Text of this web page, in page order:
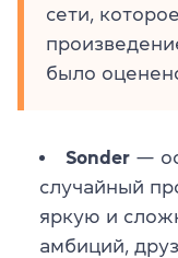
сети,
было
Sonder —
случайный
яркую и
амбиций,